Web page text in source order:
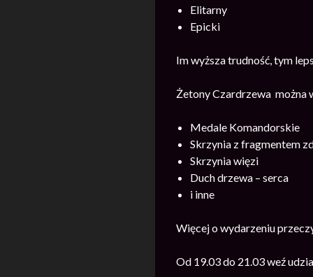
Elitarny
Epicki
Im wyższa trudność, tym
Żetony Czardrzewa można
Medale Komandorskie
Skrzynia z fragmentem
Skrzynia więzi
Duch drzewa – serca
i inne
Więcej o wydarzeniu
Od 19.03 do 21.03 weź